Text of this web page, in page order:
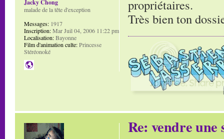
propriétaires.
Très bien ton
Jacky Chong
malade de la tête d'exception
Messages: 1917
Inscription:Mar Juil 04, 2006 11:22 pm
Localisation:Bayonne
Film d'animation culte:Princesse
Stéréonoké
Re: vendre une